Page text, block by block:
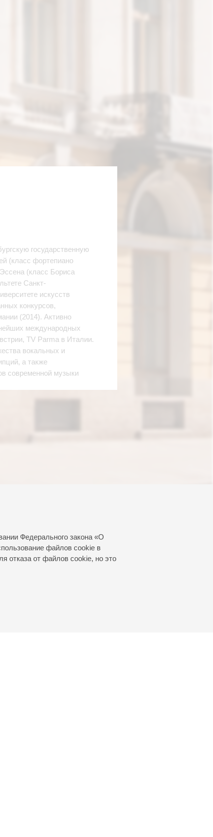
Федерального закона «О
файлов cookie в
отказа от файлов cookie, но это
государственную
(класс фортепиано
(класс Бориса
Санкт-
искусств
конкурсов,
(2014). Активно
международных
TV Parma в Италии.
вокальных и
а также
современной музыки